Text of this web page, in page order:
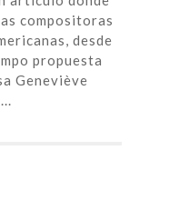
compositoras
desde
propuesta
Geneviève